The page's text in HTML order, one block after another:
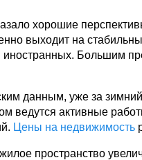
хорошие
выходит на
иностранных. Большим
данным, уже за
ведутся активные
Цены на недвижимость
пространство